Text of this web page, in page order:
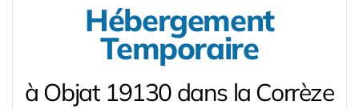
Hébergement
Temporaire
à Objat 19130 dans la Corrèze